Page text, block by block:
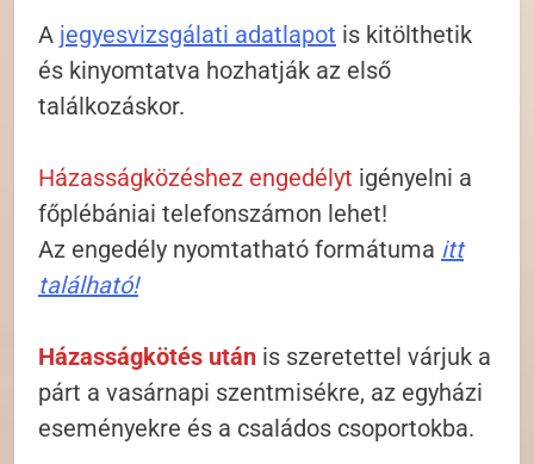
A jegyesvizsgálati adatlapot is kitölthetik
és kinyomtatva hozhatják az első
találkozáskor.
Házasságközéshez engedélyt igényelni a
főplébániai telefonszámon lehet!
Az engedély nyomtatható formátuma itt
található!
Házasságkötés után is szeretettel várjuk a
párt a vasárnapi szentmisékre, az egyházi
eseményekre és a családos csoportokba.